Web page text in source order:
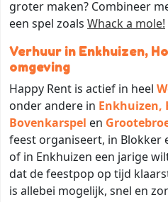
groter maken? Combineer
een spel zoals Whack a mole!
Verhuur in Enkhuizen,
omgeving
Happy Rent is actief in heel
onder andere in Enkhuizen,
Bovenkarspel en
feest organiseert, in Blokker
of in Enkhuizen een jarige
dat de feestpop op tijd
is allebei mogelijk, snel en